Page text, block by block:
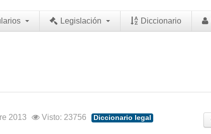
Legislación Diccionario
2013 Visto: 23756 Diccionario legal